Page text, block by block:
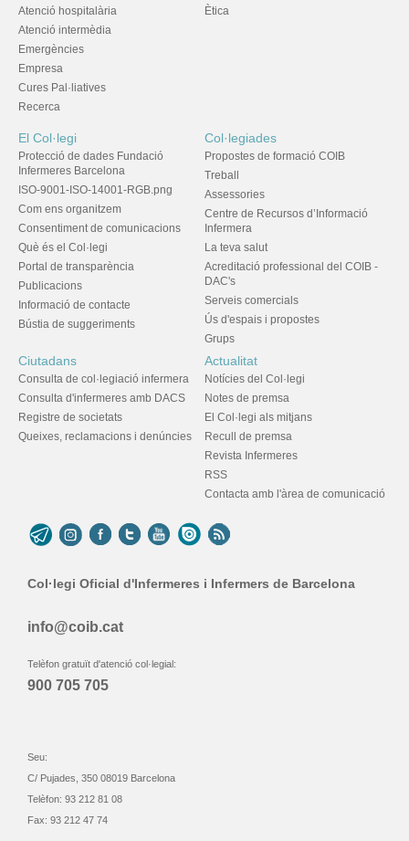
Atenció hospitalària
Atenció intermèdia
Emergències
Empresa
Cures Pal·liatives
Recerca
Ètica
El Col·legi
Protecció de dades Fundació
Infermeres Barcelona
ISO-9001-ISO-14001-RGB.png
Com ens organitzem
Consentiment de comunicacions
Què és el Col·legi
Portal de transparència
Publicacions
Informació de contacte
Bústia de suggeriments
Col·legiades
Propostes de formació COIB
Treball
Assessories
Centre de Recursos d’Informació
Infermera
La teva salut
Acreditació professional del COIB -
DAC's
Serveis comercials
Ús d'espais i propostes
Grups
Ciutadans
Consulta de col·legiació infermera
Consulta d'infermeres amb DACS
Registre de societats
Queixes, reclamacions i denúncies
Actualitat
Notícies del Col·legi
Notes de premsa
El Col·legi als mitjans
Recull de premsa
Revista Infermeres
RSS
Contacta amb l'àrea de comunicació
Col·legi Oficial d'Infermeres i Infermers de Barcelona
info@coib.cat
Telèfon gratuït d'atenció col·legial:
900 705 705
Seu:
C/ Pujades, 350 08019 Barcelona
Telèfon: 93 212 81 08
Fax: 93 212 47 74